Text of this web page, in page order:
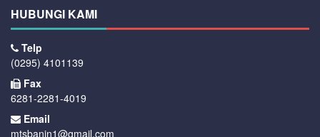
HUBUNGI KAMI
Telp
(0295) 4101139
Fax
6281-2281-4019
Email
mtsbanin1@gmail.com